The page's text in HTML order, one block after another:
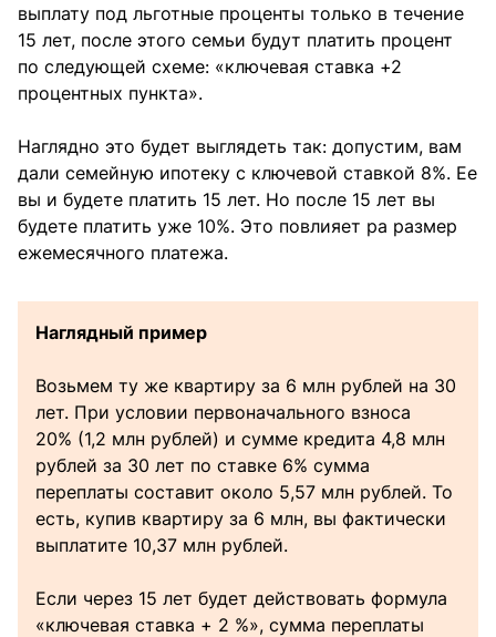
выплату под льготные проценты только в течение
15 лет, после этого семьи будут платить процент
по следующей схеме: «ключевая ставка +2
процентных пункта».
Наглядно это будет выглядеть так: допустим, вам
дали семейную ипотеку с ключевой ставкой 8%. Ее
вы и будете платить 15 лет. Но после 15 лет вы
будете платить уже 10%. Это повлияет ра размер
ежемесячного платежа.
Наглядный пример
Возьмем ту же квартиру за 6 млн рублей на 30
лет. При условии первоначального взноса
20% (1,2 млн рублей) и сумме кредита 4,8 млн
рублей за 30 лет по ставке 6% сумма
переплаты составит около 5,57 млн рублей. То
есть, купив квартиру за 6 млн, вы фактически
выплатите 10,37 млн рублей.
Если через 15 лет будет действовать формула
«ключевая ставка + 2 %», сумма переплаты